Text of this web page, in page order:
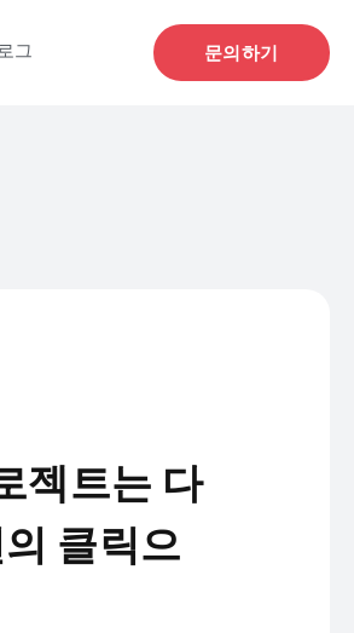
그 문의하기
젝트는 다
클릭으